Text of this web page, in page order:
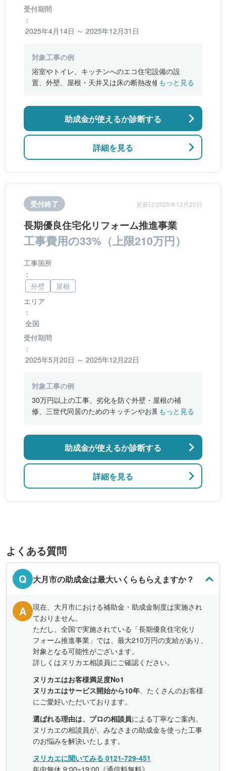
受付期間
：
2025年4月14日 ～ 2025年12月31日
対象工事の例
浴室やトイレ、キッチンへのエコ住宅設備の設
置、外壁、屋根・天井又は床の断熱改修、窓やド
のバリアフリー改修
もっと見る
詳細を見る
助成金が使えるか診断する
受付終了 更新日:2025年12月23日
長期優良住宅化リフォーム推進事業
工事費用の33%（上限210万円）
エリア
：
全国
受付期間
：
2025年5月20日 ～ 2025年12月22日
工事箇所
：
外壁
屋根
対象工事の例
30万円以上の工事、劣化を防ぐ外壁・屋根の補
修、三世代同居のためのキッチンやお風呂の増
もっと見る
詳細を見る
助成金が使えるか診断する
よくある質問
Q
大月市の助成金は最大いくらもらえますか？
A
現在、大月市における補助金・助成金制度は実施され
ておりません。
ただし、全国で実施されている「長期優良住宅化リ
フォーム推進事業」では、最大210万円の支給があり、
対象となる可能性がございます。
詳しくはヌリカエ相談員にご確認ください。
ヌリカエはお客様満足度No1
ヌリカエはサービス開始から10年、たくさんのお客様
にご愛好いただいております。
選ばれる理由は、プロの相談員による丁寧なご案内。
ヌリカエの相談員が、みなさまの助成金を使った工事
のお悩みを解決いたします。
ヌリカエに聞いてみる 0121-729-451